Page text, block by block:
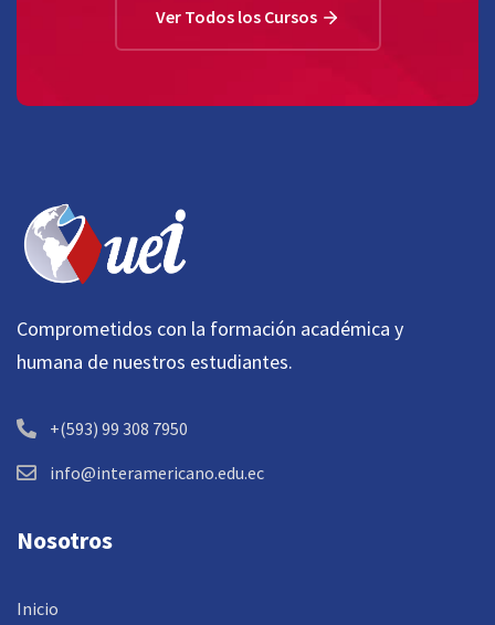
Ver Todos los Cursos
Comprometidos con la formación académica y
humana de nuestros estudiantes.
+(593) 99 308 7950
info@interamericano.edu.ec
Nosotros
Inicio